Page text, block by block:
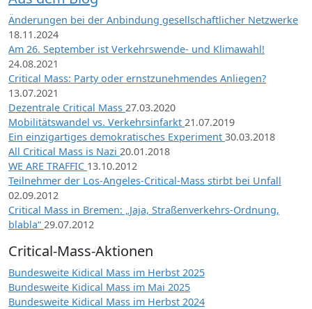
Änderungen bei der Anbindung gesellschaftlicher Netzwerke
18.11.2024
Am 26. September ist Verkehrswende- und Klimawahl!
24.08.2021
Critical Mass: Party oder ernstzunehmendes Anliegen?
13.07.2021
Dezentrale Critical Mass 27.03.2020
Mobilitätswandel vs. Verkehrsinfarkt 21.07.2019
Ein einzigartiges demokratisches Experiment 30.03.2018
All Critical Mass is Nazi 20.01.2018
WE ARE TRAFFIC 13.10.2012
Teilnehmer der Los-Angeles-Critical-Mass stirbt bei Unfall
02.09.2012
Critical Mass in Bremen: „Jaja, Straßenverkehrs-Ordnung,
blabla“ 29.07.2012
Critical-Mass-Aktionen
Bundesweite Kidical Mass im Herbst 2025
Bundesweite Kidical Mass im Mai 2025
Bundesweite Kidical Mass im Herbst 2024